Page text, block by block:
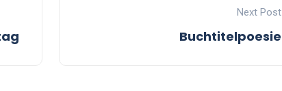
Next Post
Buchtitelpoesie